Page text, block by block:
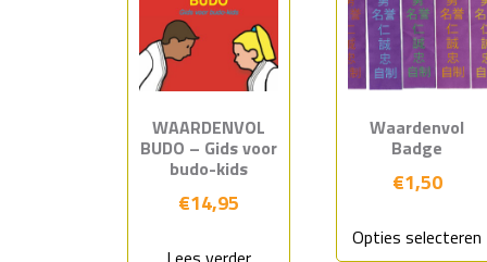
WAARDENVOL
BUDO – Gids voor
budo-kids
€14,95
Waardenvol
Badge
€1,50
Opties selecteren